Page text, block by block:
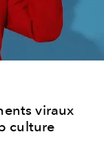
viraux
culture